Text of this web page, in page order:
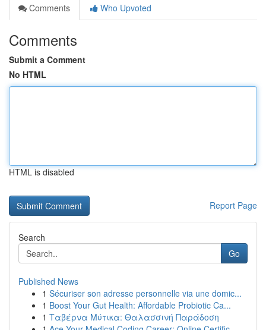
Comments
Who Upvoted
Comments
Submit a Comment
No HTML
HTML is disabled
Report Page
Search
Go
Published News
1 Sécuriser son adresse personnelle via une domic...
1 Boost Your Gut Health: Affordable Probiotic Ca...
1 Ταβέρνα Μύτικα: Θαλασσινή Παράδοση